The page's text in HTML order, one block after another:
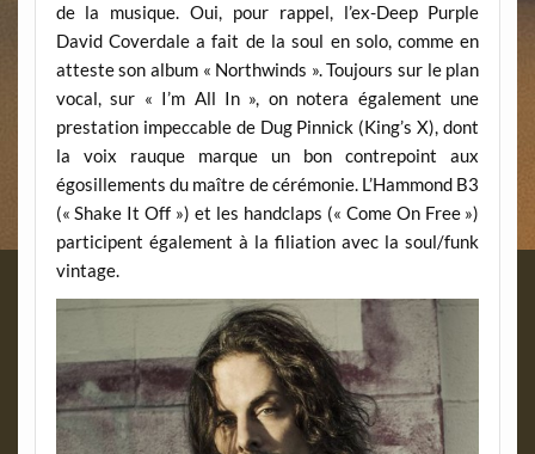
de la musique. Oui, pour rappel, l’ex-Deep Purple
David Coverdale a fait de la soul en solo, comme en
atteste son album « Northwinds ». Toujours sur le plan
vocal, sur « I’m All In », on notera également une
prestation impeccable de Dug Pinnick (King’s X), dont
la voix rauque marque un bon contrepoint aux
égosillements du maître de cérémonie. L’Hammond B3
(« Shake It Off ») et les handclaps (« Come On Free »)
participent également à la filiation avec la soul/funk
vintage.